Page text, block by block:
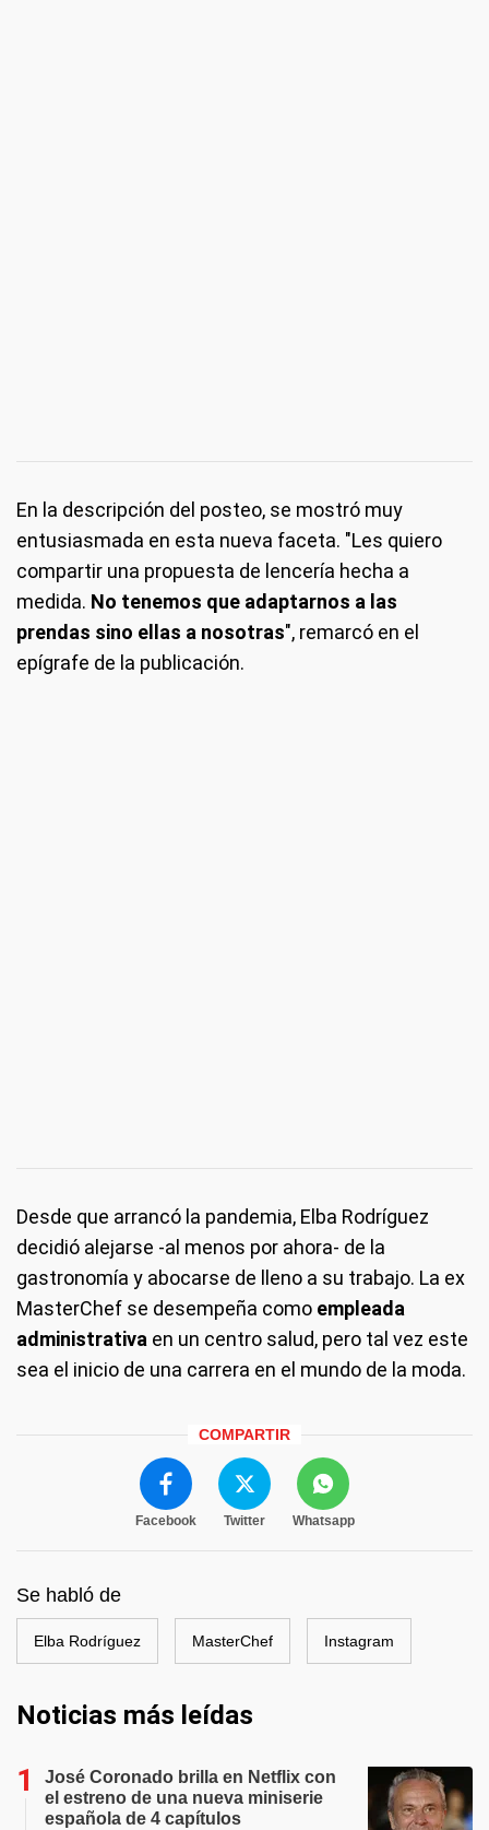
En la descripción del posteo, se mostró muy
entusiasmada en esta nueva faceta. "Les quiero
compartir una propuesta de lencería hecha a
medida. No tenemos que adaptarnos a las
prendas sino ellas a nosotras", remarcó en el
epígrafe de la publicación.
Desde que arrancó la pandemia, Elba Rodríguez
decidió alejarse -al menos por ahora- de la
gastronomía y abocarse de lleno a su trabajo. La ex
MasterChef se desempeña como empleada
administrativa en un centro salud, pero tal vez este
sea el inicio de una carrera en el mundo de la moda.
COMPARTIR
Facebook Twitter Whatsapp
Se habló de
Elba Rodríguez MasterChef Instagram
Noticias más leídas
José Coronado brilla en Netflix con
el estreno de una nueva miniserie
española de 4 capítulos